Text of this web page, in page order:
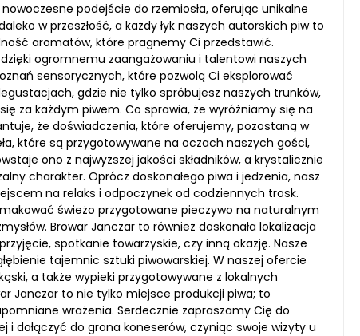
podejście do rzemiosła, oferując unikalne
w przeszłość, a każdy łyk naszych autorskich piw to
aromatów, które pragnemy Ci przedstawić.
ogromnemu zaangażowaniu i talentowi naszych
sensorycznych, które pozwolą Ci eksplorować
gdzie nie tylko spróbujesz naszych trunków,
za każdym piwem. Co sprawia, że wyróżniamy się na
że doświadczenia, które oferujemy, pozostaną w
które są przygotowywane na oczach naszych gości,
ono z najwyższej jakości składników, a krystalicznie
charakter. Oprócz doskonałego piwa i jedzenia, nasz
na relaks i odpoczynek od codziennych trosk.
świeżo przygotowane pieczywo na naturalnym
Browar Janczar to również doskonała lokalizacja
spotkanie towarzyskie, czy inną okazję. Nasze
tajemnic sztuki piwowarskiej. W naszej ofercie
a także wypieki przygotowywane z lokalnych
Janczar to nie tylko miejsce produkcji piwa; to
wrażenia. Serdecznie zapraszamy Cię do
dołączyć do grona koneserów, czyniąc swoje wizyty u